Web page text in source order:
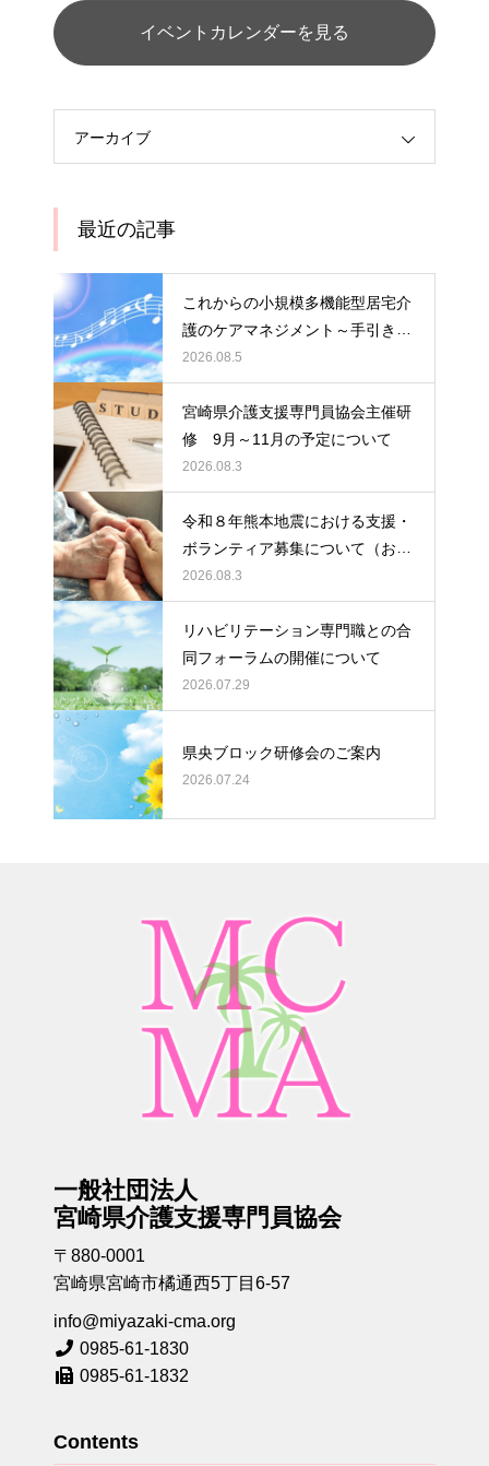
イベントカレンダーを見る
アーカイブ
最近の記事
これからの小規模多機能型居宅介
護のケアマネジメント～手引きの
活用と実践から学ぶ、利用者・家
族・地域を支える力～ 受講者の
募集について
2026.08.5
宮崎県介護支援専門員協会主催研
修 9月～11月の予定について
2026.08.3
令和８年熊本地震における支援・
ボランティア募集について（お願
い）
2026.08.3
リハビリテーション専門職との合
同フォーラムの開催について
2026.07.29
県央ブロック研修会のご案内
2026.07.24
一般社団法人
宮崎県介護支援専門員協会
〒880-0001
宮崎県宮崎市橘通西5丁目6-57
info@miyazaki-cma.org
0985-61-1830
0985-61-1832
Contents